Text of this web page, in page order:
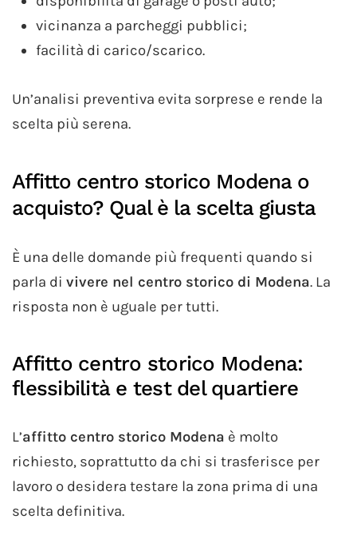
vicinanza a parcheggi pubblici;
facilità di carico/scarico.
Un’analisi preventiva evita sorprese e rende la
scelta più serena.
Affitto centro storico Modena o
acquisto? Qual è la scelta giusta
È una delle domande più frequenti quando si
parla di vivere nel centro storico di Modena. La
risposta non è uguale per tutti.
Affitto centro storico Modena:
flessibilità e test del quartiere
L’affitto centro storico Modena è molto
richiesto, soprattutto da chi si trasferisce per
lavoro o desidera testare la zona prima di una
scelta definitiva.